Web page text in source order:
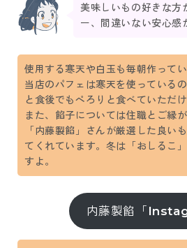
美味しいもの好きな方
ー、間違いない安心感
使用する寒天や白玉も毎朝作ってい
当店のパフェは寒天を使っている
と食後でもぺろりと食べていただけ
また、餡子については住職とご縁
「内藤製餡」さんが厳選した良い
てくれています。冬は「おしるこ
すよ。
内藤製餡「